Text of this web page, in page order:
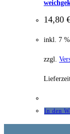
14,80
inkl. 7
zzgl.
In den